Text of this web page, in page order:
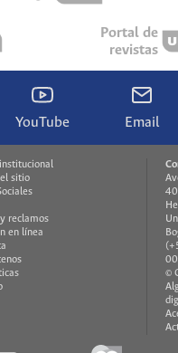
Portal de
revistas
YouTube Email
sitio
reclamos
en línea
©